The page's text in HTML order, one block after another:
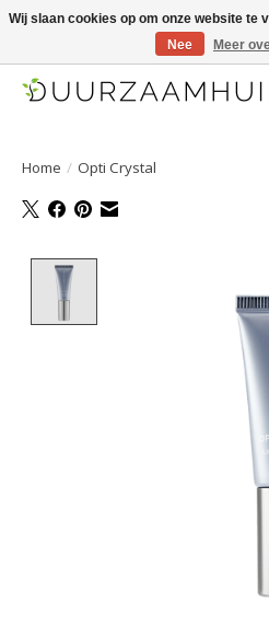
Duurzaamhuid, uw duurzame weg naar
Home / Opti Crystal
Wij slaan cookies op om onze website te
Nee
Meer